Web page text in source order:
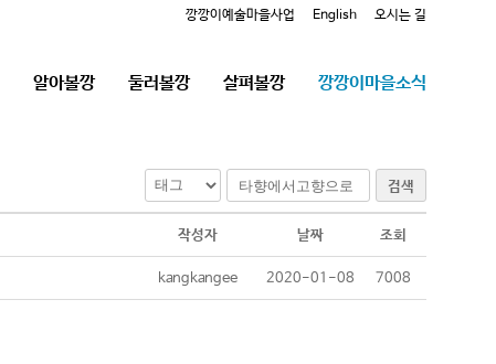
깡깡이예술마을사업 English 오시는 길
알아볼깡 둘러볼깡 살펴볼깡 깡깡이마을소식
검색
작성자 날짜 조회
kangkangee 2020-01-08 7008